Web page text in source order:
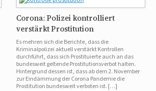
Corona: Polizei kontrolliert
verstärkt Prostitution
Es mehren sich die Berichte, dass die
Kriminalpolizei aktuell verstärkt Kontrollen
durchführt, dass sich Prostituierte auch an das
bundesweit geltende Prostitutionsverbot halten.
Hintergrund dessen ist, dass ab dem 2. November
zur Eindämmung der Corona Pandemie die
Prostitution bundesweit verboten ist. […]